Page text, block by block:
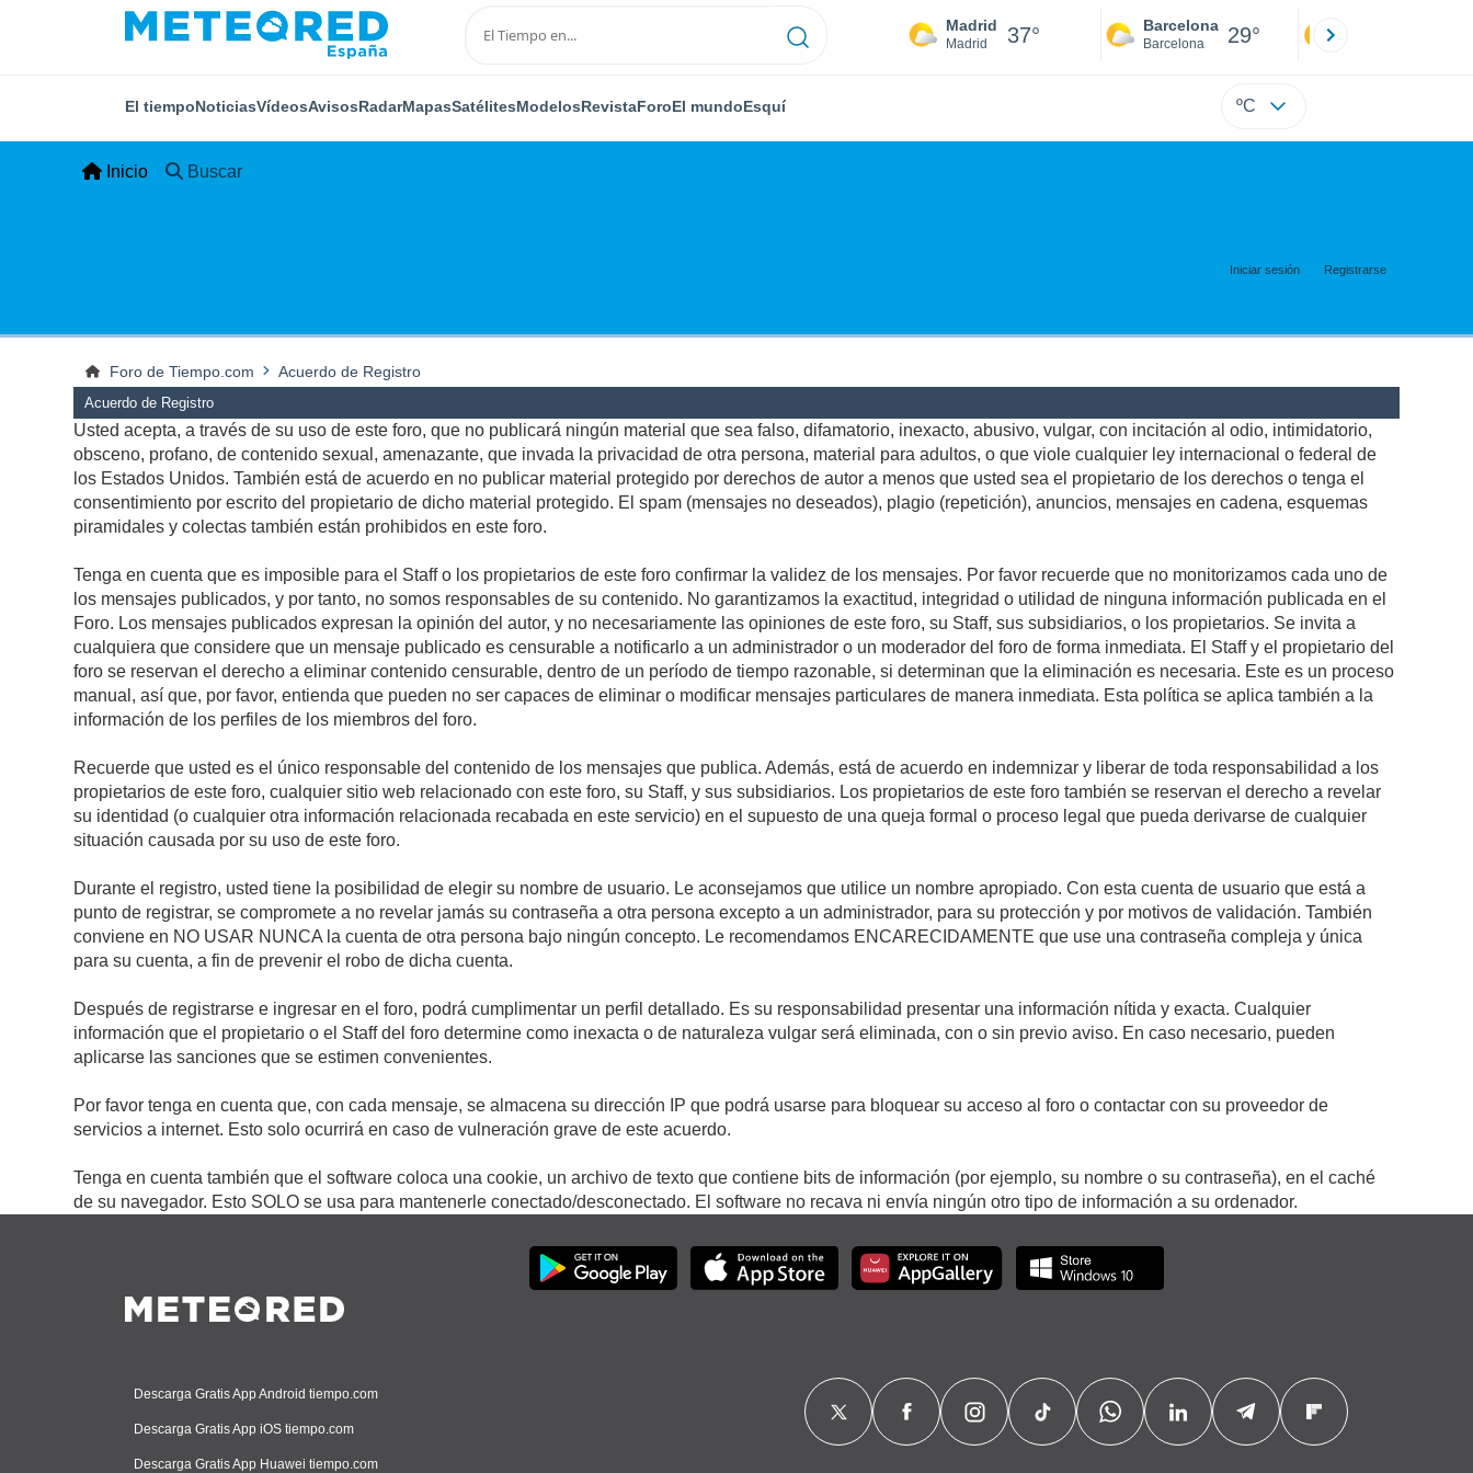
Madrid
Madrid 37° Barcelona
Barcelona 29°
El tiempoNoticiasVídeosAvisosRadarMapasSatélitesModelosRevistaForoEl mundoEsquí ºC
Inicio Buscar
Iniciar sesión Registrarse
Foro de Tiempo.com Acuerdo de Registro
Acuerdo de Registro
Usted acepta, a través de su uso de este foro, que no publicará ningún material que sea falso, difamatorio, inexacto, abusivo, vulgar, con incitación al odio, intimidatorio,
obsceno, profano, de contenido sexual, amenazante, que invada la privacidad de otra persona, material para adultos, o que viole cualquier ley internacional o federal de
los Estados Unidos. También está de acuerdo en no publicar material protegido por derechos de autor a menos que usted sea el propietario de los derechos o tenga el
consentimiento por escrito del propietario de dicho material protegido. El spam (mensajes no deseados), plagio (repetición), anuncios, mensajes en cadena, esquemas
piramidales y colectas también están prohibidos en este foro.
Tenga en cuenta que es imposible para el Staff o los propietarios de este foro confirmar la validez de los mensajes. Por favor recuerde que no monitorizamos cada uno de
los mensajes publicados, y por tanto, no somos responsables de su contenido. No garantizamos la exactitud, integridad o utilidad de ninguna información publicada en el
Foro. Los mensajes publicados expresan la opinión del autor, y no necesariamente las opiniones de este foro, su Staff, sus subsidiarios, o los propietarios. Se invita a
cualquiera que considere que un mensaje publicado es censurable a notificarlo a un administrador o un moderador del foro de forma inmediata. El Staff y el propietario del
foro se reservan el derecho a eliminar contenido censurable, dentro de un período de tiempo razonable, si determinan que la eliminación es necesaria. Este es un proceso
manual, así que, por favor, entienda que pueden no ser capaces de eliminar o modificar mensajes particulares de manera inmediata. Esta política se aplica también a la
información de los perfiles de los miembros del foro.
Recuerde que usted es el único responsable del contenido de los mensajes que publica. Además, está de acuerdo en indemnizar y liberar de toda responsabilidad a los
propietarios de este foro, cualquier sitio web relacionado con este foro, su Staff, y sus subsidiarios. Los propietarios de este foro también se reservan el derecho a revelar
su identidad (o cualquier otra información relacionada recabada en este servicio) en el supuesto de una queja formal o proceso legal que pueda derivarse de cualquier
situación causada por su uso de este foro.
Durante el registro, usted tiene la posibilidad de elegir su nombre de usuario. Le aconsejamos que utilice un nombre apropiado. Con esta cuenta de usuario que está a
punto de registrar, se compromete a no revelar jamás su contraseña a otra persona excepto a un administrador, para su protección y por motivos de validación. También
conviene en NO USAR NUNCA la cuenta de otra persona bajo ningún concepto. Le recomendamos ENCARECIDAMENTE que use una contraseña compleja y única
para su cuenta, a fin de prevenir el robo de dicha cuenta.
Después de registrarse e ingresar en el foro, podrá cumplimentar un perfil detallado. Es su responsabilidad presentar una información nítida y exacta. Cualquier
información que el propietario o el Staff del foro determine como inexacta o de naturaleza vulgar será eliminada, con o sin previo aviso. En caso necesario, pueden
aplicarse las sanciones que se estimen convenientes.
Por favor tenga en cuenta que, con cada mensaje, se almacena su dirección IP que podrá usarse para bloquear su acceso al foro o contactar con su proveedor de
servicios a internet. Esto solo ocurrirá en caso de vulneración grave de este acuerdo.
Tenga en cuenta también que el software coloca una cookie, un archivo de texto que contiene bits de información (por ejemplo, su nombre o su contraseña), en el caché
de su navegador. Esto SOLO se usa para mantenerle conectado/desconectado. El software no recava ni envía ningún otro tipo de información a su ordenador.
Descarga Gratis App Android tiempo.com
Descarga Gratis App iOS tiempo.com
Descarga Gratis App Huawei tiempo.com